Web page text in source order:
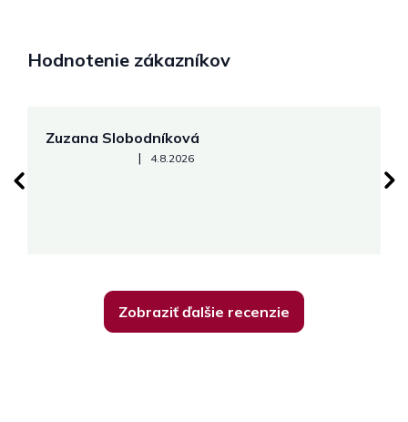
Hodnotenie zákazníkov
Zuzana Slobodníková
Hodnotenie obchodu je 5 z 5 hviezdičiek.
| 4.8.2026
Zobraziť ďalšie recenzie